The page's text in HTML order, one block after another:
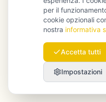
prima mano)
Riscritte le intro per
definizione)
Aggiunte 2–4
per il
cookie opzionali
nostra informativa
Accetta tutti
Impostazioni